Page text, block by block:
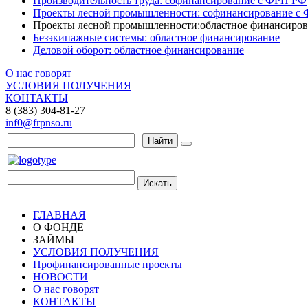
Проекты лесной промышленности: софинансирование
Проекты лесной промышленности:областное
Безэкипажные системы: областное финансирование
Деловой оборот: областное финансирование
О нас говорят
УСЛОВИЯ ПОЛУЧЕНИЯ
КОНТАКТЫ
8 (383) 304-81-27
inf0@frpnso.ru
Найти
Искать
ГЛАВНАЯ
О ФОНДЕ
ЗАЙМЫ
УСЛОВИЯ ПОЛУЧЕНИЯ
Профинансированные проекты
НОВОСТИ
О нас говорят
КОНТАКТЫ